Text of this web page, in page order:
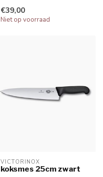
en...
€39,00
Niet op voorraad
VICTORINOX
koksmes 25cm zwart